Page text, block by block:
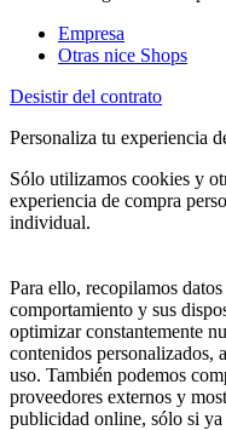
Empresa
Otras nice Shops
Desistir del contrato
Personaliza tu experiencia
Sólo utilizamos cookies y
experiencia de compra
individual.
Para ello, recopilamos
comportamiento y sus
optimizar constantemente
contenidos personalizados,
uso. También podemos
proveedores externos y
publicidad online, sólo si